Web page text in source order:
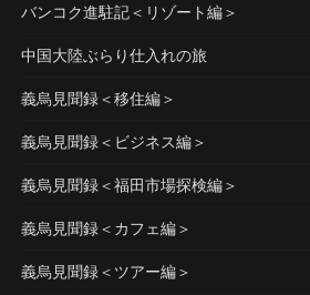
バンコク進駐記＜リゾート編＞
中国大陸ぶらり仕入れの旅
義烏見聞録＜移住編＞
義烏見聞録＜ビジネス編＞
義烏見聞録＜福田市場探検編＞
義烏見聞録＜カフェ編＞
義烏見聞録＜ツアー編＞